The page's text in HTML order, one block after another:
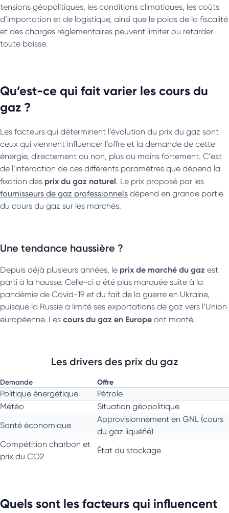
tensions géopolitiques, les conditions climatiques, les coûts
d’importation et de logistique, ainsi que le poids de la fiscalité
et des charges réglementaires peuvent limiter ou retarder
toute baisse.
Qu’est-ce qui fait varier les cours du
gaz ?
Les facteurs qui déterminent l’évolution du prix du gaz sont
ceux qui viennent influencer l’offre et la demande de cette
énergie, directement ou non, plus ou moins fortement. C’est
de l’interaction de ces différents paramètres que dépend la
fixation des prix du gaz naturel. Le prix proposé par les
fournisseurs de gaz professionnels dépend en grande partie
du cours du gaz sur les marchés.
Une tendance haussière ?
Depuis déjà plusieurs années, le prix de marché du gaz est
parti à la hausse. Celle-ci a été plus marquée suite à la
pandémie de Covid-19 et du fait de la guerre en Ukraine,
puisque la Russie a limité ses exportations de gaz vers l’Union
européenne. Les cours du gaz en Europe ont monté.
Les drivers des prix du gaz
Demande Offre
Politique énergétique
Pétrole
Météo
Situation géopolitique
Santé économique
Approvisionnement en GNL (cours
du gaz liquéfié)
Compétition charbon et
prix du CO2
État du stockage
Quels sont les facteurs qui influencent